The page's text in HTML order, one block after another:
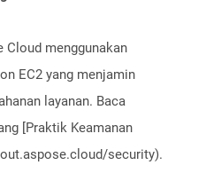
Cloud menggunakan
EC2 yang menjamin
layanan. Baca
[Praktik Keamanan
security).